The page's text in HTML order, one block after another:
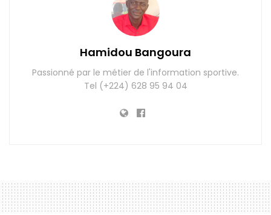
Hamidou Bangoura
Passionné par le métier de l'information sportive.
Tel (+224) 628 95 94 04